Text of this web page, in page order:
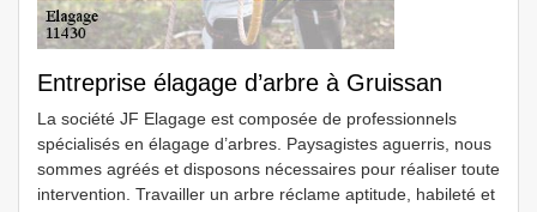
Entreprise élagage d’arbre à Gruissan
La société JF Elagage est composée de professionnels
spécialisés en élagage d’arbres. Paysagistes aguerris, nous
sommes agréés et disposons nécessaires pour réaliser toute
intervention. Travailler un arbre réclame aptitude, habileté et